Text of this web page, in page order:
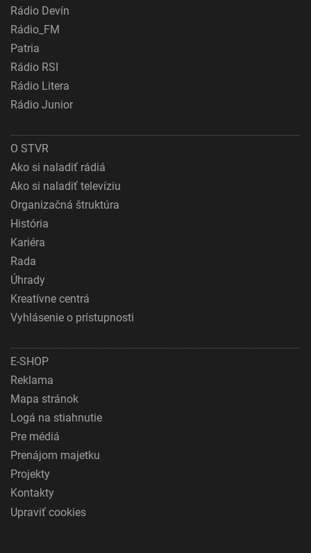
Rádio Devín
Rádio_FM
Patria
Rádio RSI
Rádio Litera
Rádio Junior
O STVR
Ako si naladiť rádiá
Ako si naladiť televíziu
Organizačná štruktúra
História
Kariéra
Rada
Úhrady
Kreatívne centrá
Vyhlásenie o prístupnosti
E-SHOP
Reklama
Mapa stránok
Logá na stiahnutie
Pre médiá
Prenájom majetku
Projekty
Kontakty
Upraviť cookies